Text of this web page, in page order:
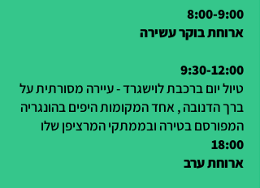
8:00-9:00
ארוחת בוקר עשירה
9:30-12:00
טיול יום ברכבת לוישגרד - עיירה מסורתית על
ברך הדנובה , אחד המקומות היפים בהונגריה
המפורסם בטירה ובממתקי המרציפן שלו
18:00
ארוחת ערב